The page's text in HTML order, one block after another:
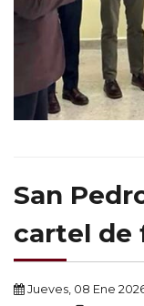
San
cartel de
Jueves, 08 Ene